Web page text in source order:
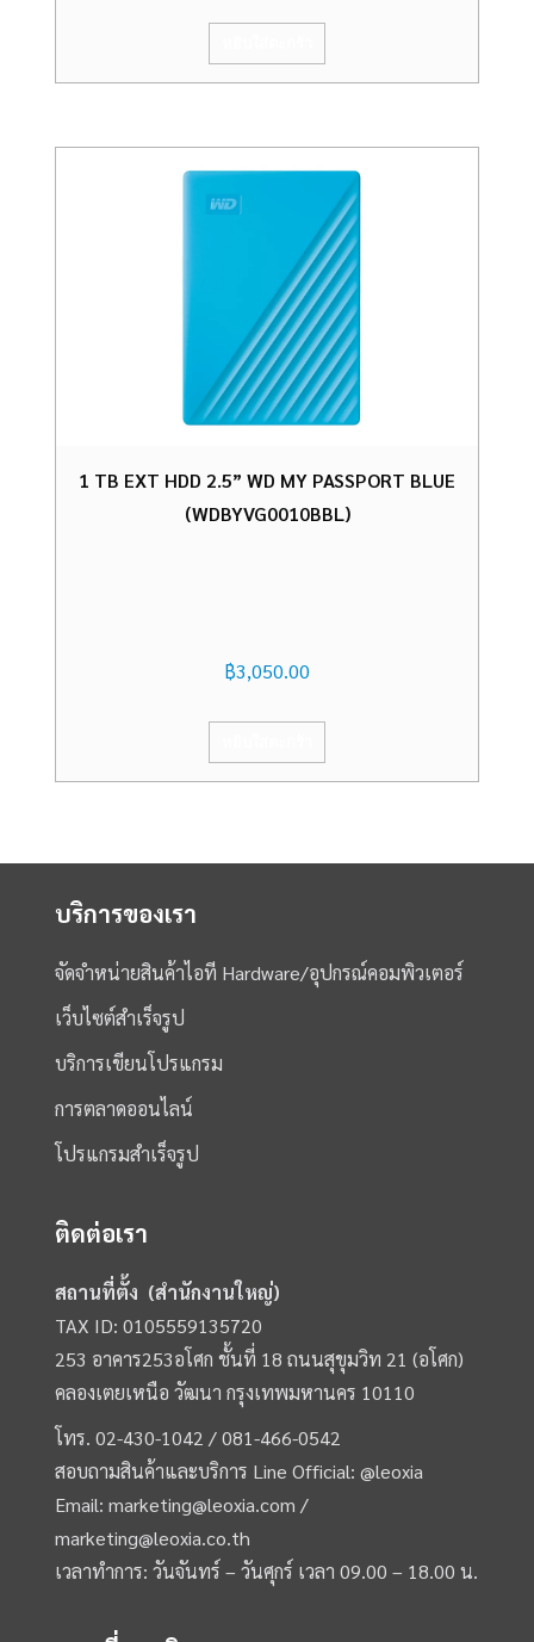
1 TB EXT HDD 2.5” WD MY PASSPORT BLUE
(WDBYVG0010BBL)
฿3,050.00
บริการของเรา
จัดจำหน่ายสินค้าไอที Hardware/อุปกรณ์คอมพิวเตอร์
เว็บไซต์สำเร็จรูป
บริการเขียนโปรแกรม
การตลาดออนไลน์
โปรแกรมสำเร็จรูป
ติดต่อเรา
สถานที่ตั้ง (สำนักงานใหญ่)
TAX ID: 0105559135720
253 อาคาร253อโศก ชั้นที่ 18 ถนนสุขุมวิท 21 (อโศก)
คลองเตยเหนือ วัฒนา กรุงเทพมหานคร 10110
โทร.02-430-1042 /081-466-0542
สอบถามสินค้าและบริการ Line Official:@leoxia
Email:marketing@leoxia.com /
marketing@leoxia.co.th
เวลาทำการ: วันจันทร์ – วันศุกร์ เวลา 09.00 – 18.00 น.